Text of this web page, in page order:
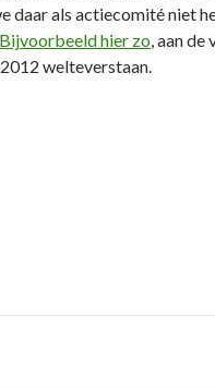
daar als actiecomité niet
Bijvoorbeeld hier zo, aan de
welteverstaan.